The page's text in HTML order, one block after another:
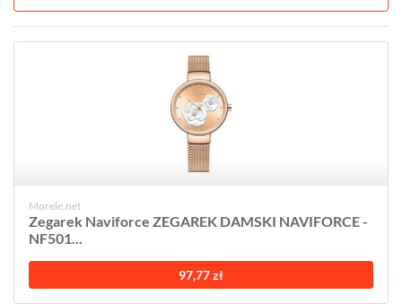
Morele.net
Zegarek Naviforce ZEGAREK DAMSKI NAVIFORCE -
NF501...
97,77 zł